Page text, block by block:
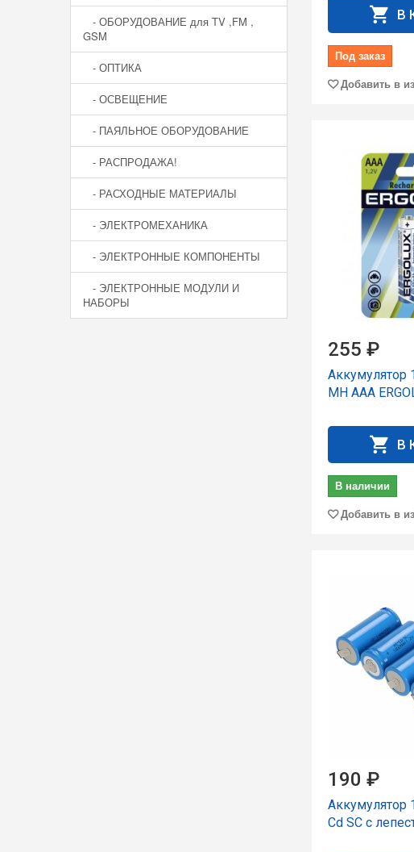
- ОБОРУДОВАНИЕ для TV ,FM ,
GSM
- ОПТИКА
- ОСВЕЩЕНИЕ
- ПАЯЛЬНОЕ ОБОРУДОВАНИЕ
- РАСПРОДАЖА!
- РАСХОДНЫЕ МАТЕРИАЛЫ
- ЭЛЕКТРОМЕХАНИКА
- ЭЛЕКТРОННЫЕ КОМПОНЕНТЫ
- ЭЛЕКТРОННЫЕ МОДУЛИ И
НАБОРЫ
В
Под заказ
Добавить в
255 ₽
Аккумулятор
MH AAA
В
В наличии
Добавить в
190 ₽
Аккумулятор
Cd SC с